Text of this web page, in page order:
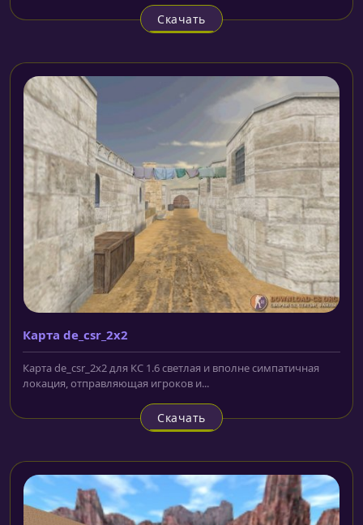
Скачать
Карта de_csr_2x2
Карта de_csr_2x2 для КС 1.6 светлая и вполне симпатичная
локация, отправляющая игроков и...
Скачать